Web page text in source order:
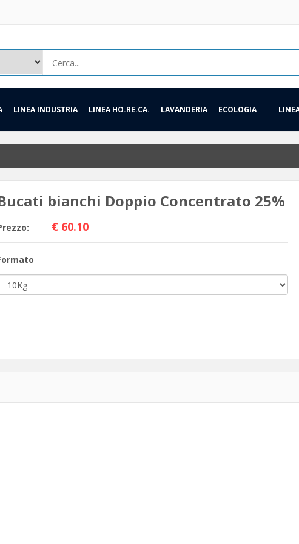
LINEA INDUSTRIA LINEA HO.RE.CA. LAVANDERIA ECOLOGIA
bianchi Doppio Concentrato 25%
€ 60.10